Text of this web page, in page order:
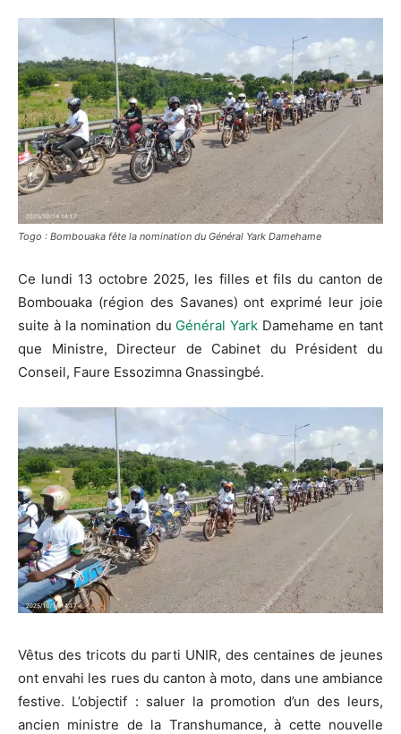
Togo : Bombouaka fête la nomination du Général Yark Damehame
Ce lundi 13 octobre 2025, les filles et fils du canton de
Bombouaka (région des Savanes) ont exprimé leur joie
suite à la nomination du Général Yark Damehame en tant
que Ministre, Directeur de Cabinet du Président du
Conseil, Faure Essozimna Gnassingbé.
Vêtus des tricots du parti UNIR, des centaines de jeunes
ont envahi les rues du canton à moto, dans une ambiance
festive. L’objectif : saluer la promotion d’un des leurs,
ancien ministre de la Transhumance, à cette nouvelle